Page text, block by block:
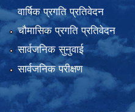
वार्षिक प्रगति प्रतिवेदन
चौमासिक प्रगति प्रतिवेदन
सार्वजनिक सुनुवाई
सार्वजनिक परीक्षण